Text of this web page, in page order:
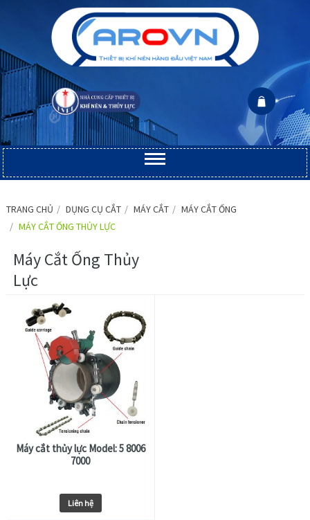
TRANG CHỦ DỤNG CỤ CẮT MÁY CẮT
MÁY CẮT ỐNG
MÁY CẮT ỐNG THỦY LỰC
Máy Cắt Ống Thủy
Lực
Máy cắt thủy lực Model: 5 8006
7000
Liên hệ